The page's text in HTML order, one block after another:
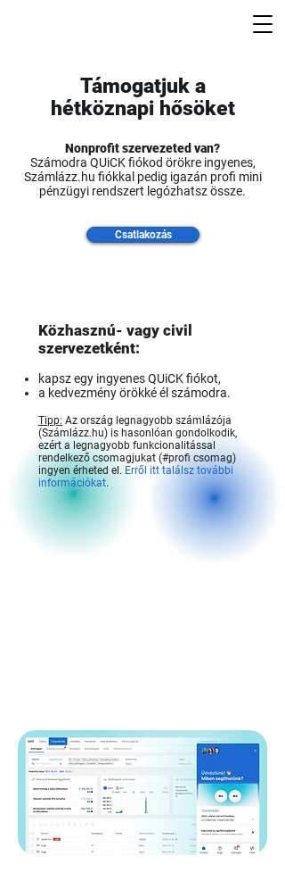
Támogatjuk a
hétköznapi hősöket
Nonprofit szervezeted van?
Számodra QUiCK fiókod örökre ingyenes,
Számlázz.hu fiókkal pedig igazán profi mini
pénzügyi rendszert legózhatsz össze.
Csatlakozás
Közhasznú- vagy civil
szervezetként:
kapsz egy ingyenes QUiCK fiókot,
a kedvezmény örökké él számodra.
Tipp: Az ország legnagyobb számlázója
(Számlázz.hu) is hasonlóan gondolkodik,
ezért a legnagyobb funkcionalitással
rendelkező csomagjukat (#profi csomag)
ingyen érheted el. Erről itt találsz további
információkat.